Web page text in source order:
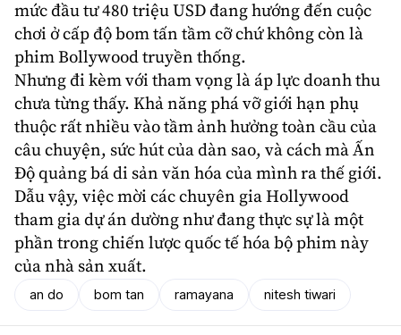
mức đầu tư 480 triệu USD đang hướng đến cuộc
chơi ở cấp độ bom tấn tầm cỡ chứ không còn là
phim Bollywood truyền thống.
Nhưng đi kèm với tham vọng là áp lực doanh thu
chưa từng thấy. Khả năng phá vỡ giới hạn phụ
thuộc rất nhiều vào tầm ảnh hưởng toàn cầu của
câu chuyện, sức hút của dàn sao, và cách mà Ấn
Độ quảng bá di sản văn hóa của mình ra thế giới.
Dẫu vậy, việc mời các chuyên gia Hollywood
tham gia dự án dường như đang thực sự là một
phần trong chiến lược quốc tế hóa bộ phim này
của nhà sản xuất.
an do bom tan ramayana nitesh tiwari